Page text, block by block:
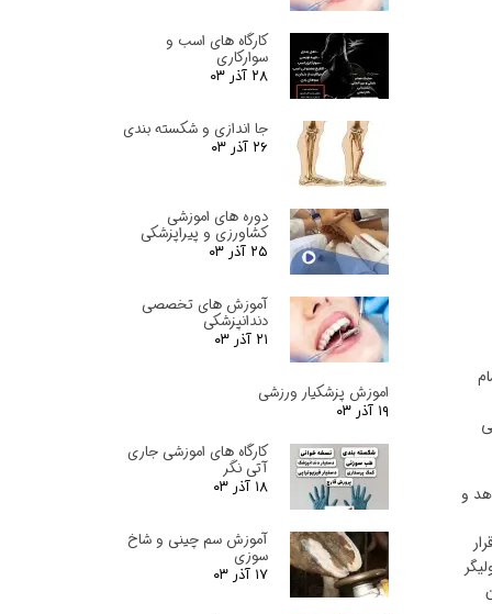
و
کارگاه های اسب و
سوارکاری
۲۸ آذر ۰۳
جا اندازی و شکسته بندی
۲۶ آذر ۰۳
دوره های اموزشی
کشاورزی و پیراپزشکی
۲۵ آذر ۰۳
آموزش های تخصصی
دندانپزشکی
۲۱ آذر ۰۳
اموزش پزشکیار ورزشی
۱۹ آذر ۰۳
کارگاه های اموزشی جاری
آتی نگر
۱۸ آذر ۰۳
آموزش سم چینی و شاخ
سوزی
۱۷ آذر ۰۳